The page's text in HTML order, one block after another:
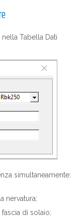
nella Tabella Dati
simultaneamente:
nervatura;
di solaio;